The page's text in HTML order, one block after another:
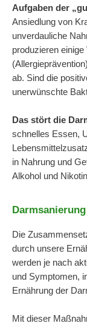
Aufgaben der
Ansiedlung von
unverdauliche
produzieren
ab. Sind die
unerwünschte
Das stört die
schnelles Essen,
in Nahrung und
Alkohol und
Die
durch unsere
werden je nach
und Symptomen,
Ernährung der
Mit dieser